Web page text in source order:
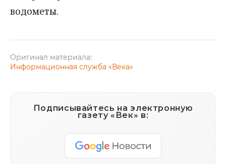
водометы.
Оригинал материала:
Информационная служба «Века»
Подписывайтесь на электронную
газету «Век» в: